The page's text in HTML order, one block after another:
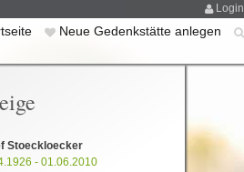
Login
Neue Gedenkstätte anlegen
Stoeckloecker
- 01.06.2010